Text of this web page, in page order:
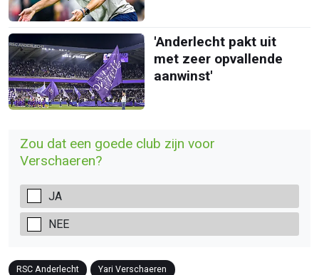
'Anderlecht pakt uit
met zeer opvallende
aanwinst'
Zou dat een goede club zijn voor
Verschaeren?
JA
NEE
RSC Anderlecht Yari Verschaeren